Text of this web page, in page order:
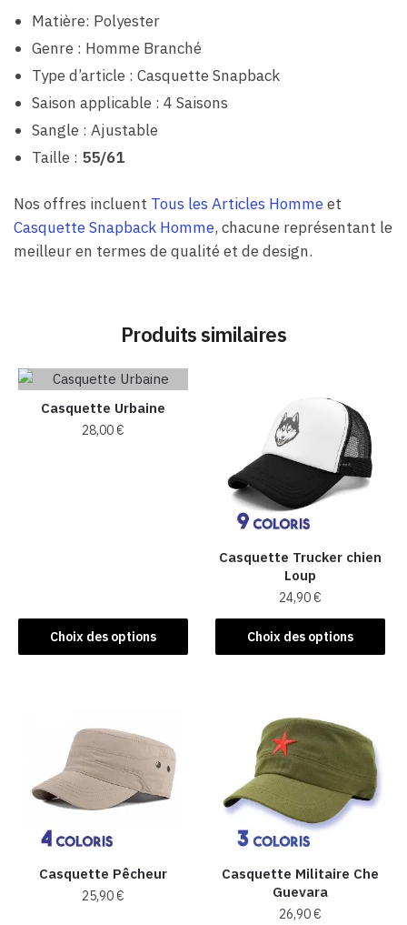
Matière: Polyester
Genre : Homme Branché
Type d’article : Casquette Snapback
Saison applicable : 4 Saisons
Sangle : Ajustable
Taille : 55/61
Nos offres incluent Tous les Articles Hommeet
Casquette Snapback Homme, chacune représentant le
meilleur en termes de qualité et de design.
Produits similaires
Casquette Urbaine
28,00€
Choix des options
peuvent
être
page
du
produit
Casquette Trucker chien
Loup
24,90€
Choix des options
Ce
produit
variations.
Les
options
peuvent
être
choisies
sur
la
page
du
Casquette Pêcheur
25,90€
Casquette Militaire Che
Guevara
26,90€